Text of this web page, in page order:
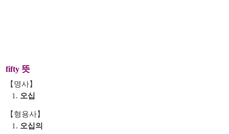
fifty 뜻
【명사】
1. 오십
【형용사】
1. 오십의